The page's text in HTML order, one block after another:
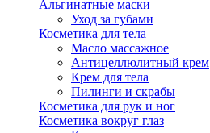
Альгинатные маски
Уход за губами
Косметика для тела
Масло массажное
Антицеллюлитный крем
Крем для тела
Пилинги и скрабы
Косметика для рук и ног
Косметика вокруг глаз